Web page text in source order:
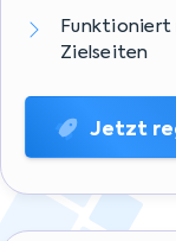
Funktioniert
Zielseiten
Jetzt